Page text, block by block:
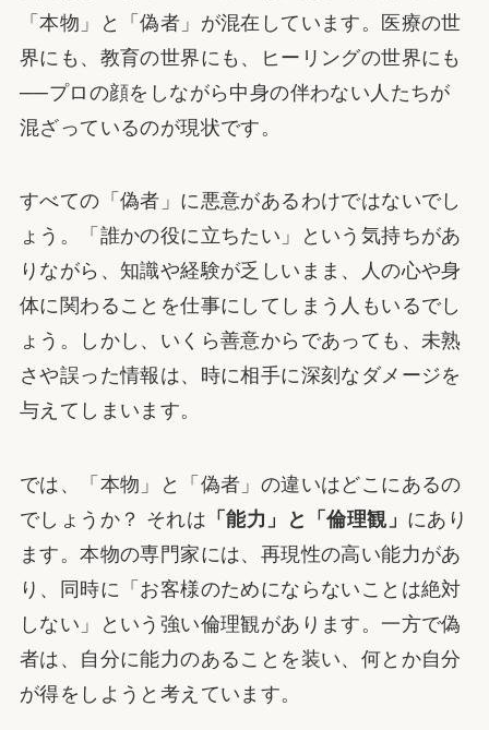
「本物」と「偽者」が混在しています。医療の世
界にも、教育の世界にも、ヒーリングの世界にも
──プロの顔をしながら中身の伴わない人たちが
混ざっているのが現状です。
すべての「偽者」に悪意があるわけではないでし
ょう。「誰かの役に立ちたい」という気持ちがあ
りながら、知識や経験が乏しいまま、人の心や身
体に関わることを仕事にしてしまう人もいるでし
ょう。しかし、いくら善意からであっても、未熟
さや誤った情報は、時に相手に深刻なダメージを
与えてしまいます。
では、「本物」と「偽者」の違いはどこにあるの
でしょうか？ それは 「能力」と「倫理観」 にあり
ます。本物の専門家には、再現性の高い能力があ
り、同時に「お客様のためにならないことは絶対
しない」という強い倫理観があります。一方で偽
者は、自分に能力のあることを装い、何とか自分
が得をしようと考えています。